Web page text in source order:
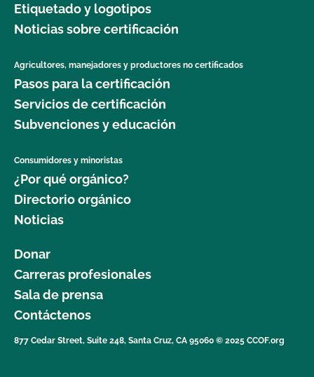
Etiquetado y logotipos
Noticias sobre certificación
Agricultores, manejadores y productores no certificados
Pasos para la certificación
Servicios de certificación
Subvenciones y educación
Consumidores y minoristas
¿Por qué orgánico?
Directorio orgánico
Noticias
Donar
Carreras profesionales
Sala de prensa
Contáctenos
877 Cedar Street, Suite 248, Santa Cruz, CA 95060 © 2025 CCOF.org